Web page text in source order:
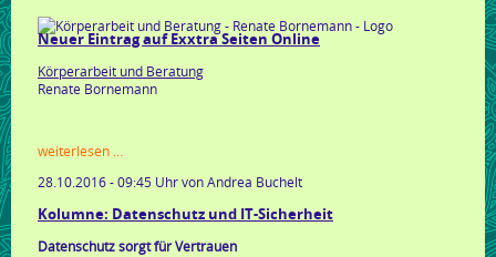
seiten
online
Neuer Eintrag auf Exxtra Seiten Online
Körperarbeit und Beratung
Renate Bornemann
weiterlesen …
auf
seiten
online
28.10.2016 - 09:45 Uhrvon Andrea Buchelt
Kolumne: Datenschutz und IT-Sicherheit
Datenschutz sorgt für Vertrauen